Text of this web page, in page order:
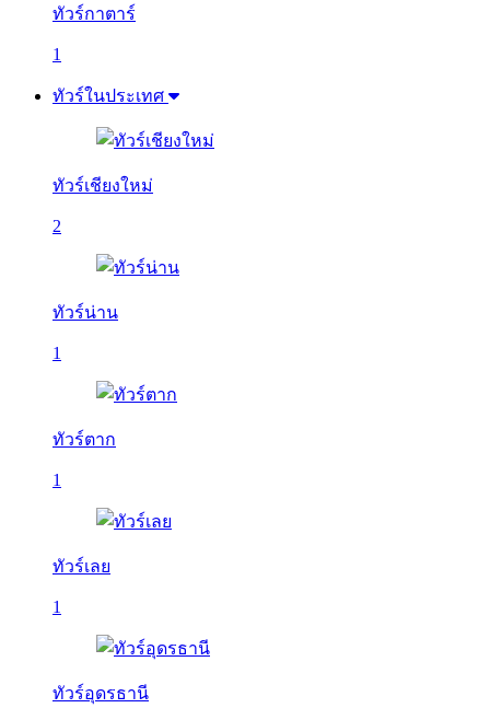
ทัวร์กาตาร์
1
ทัวร์ในประเทศ
ทัวร์เชียงใหม่
2
ทัวร์น่าน
1
ทัวร์ตาก
1
ทัวร์เลย
1
ทัวร์อุดรธานี